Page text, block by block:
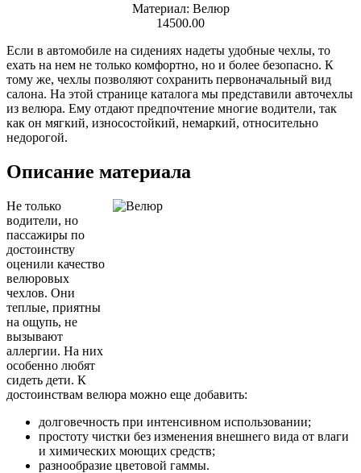
Материал: Велюр
14500.00
Если в автомобиле на сидениях надеты удобные чехлы, то
ехать на нем не только комфортно, но и более безопасно. К
тому же, чехлы позволяют сохранить первоначальный вид
салона. На этой странице каталога мы представили авточехлы
из велюра. Ему отдают предпочтение многие водители, так
как он мягкий, износостойкий, немаркий, относительно
недорогой.
Описание материала
Не только
водители, но
пассажиры по
достоинству
оценили качество
велюровых
чехлов. Они
теплые, приятны
на ощупь, не
вызывают
аллергии. На них
особенно любят
сидеть дети. К
достоинствам велюра можно еще добавить:
долговечность при интенсивном использовании;
простоту чистки без изменения внешнего вида от влаги
и химических моющих средств;
разнообразие цветовой гаммы.